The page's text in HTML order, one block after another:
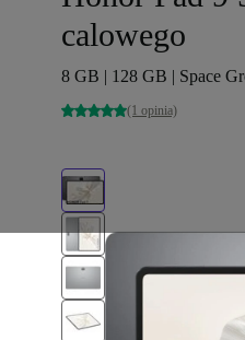
calowego
8 GB | 128 GB | Space
(1 opinia)